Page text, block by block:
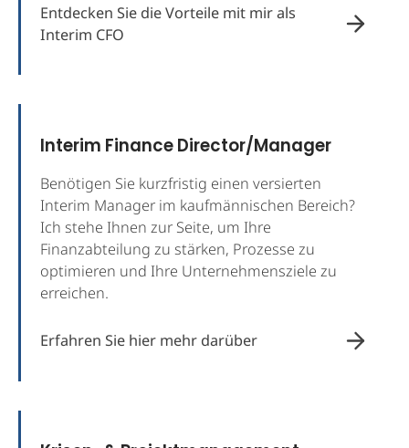
Entdecken Sie die Vorteile mit mir als
Interim CFO
Interim Finance Director/Manager
Benötigen Sie kurzfristig einen versierten
Interim Manager im kaufmännischen Bereich?
Ich stehe Ihnen zur Seite, um Ihre
Finanzabteilung zu stärken, Prozesse zu
optimieren und Ihre Unternehmensziele zu
erreichen.
Erfahren Sie hier mehr darüber